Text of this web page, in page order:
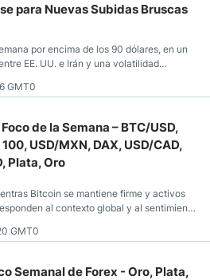
para Nuevas Subidas Bruscas
por encima de los 90 dólares, en un
EE. UU. e Irán y una volatilidad
al sentimiento y a las noticias
amplio y riesgo de movimientos
GMT0
de la Semana – BTC/USD,
100, USD/MXN, DAX, USD/CAD,
Plata, Oro
Bitcoin se mantiene firme y activos
al contexto global y al sentimiento
GMT0
Semanal de Forex - Oro, Plata,